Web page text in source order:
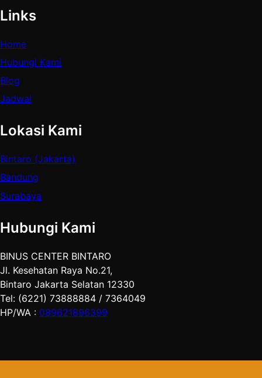
Links
Home
Hubungi Kami
Blog
Jadwal
Lokasi Kami
Bintaro (Jakarta)
Bandung
Surabaya
Hubungi Kami
BINUS CENTER BINTARO
Jl. Kesehatan Raya No.21,
Bintaro Jakarta Selatan 12330
Tel: (6221) 73888884 / 7364049
HP/WA : 089621896399